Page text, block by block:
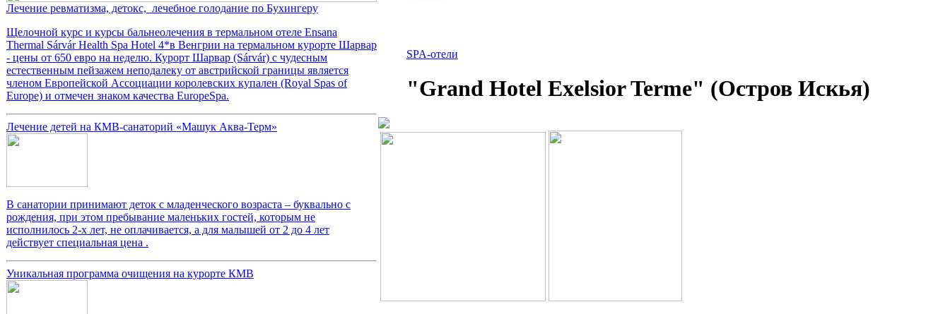
Лечение ревматизма, детокс, лечебное голодание по Бухингеру
Щелочной курс и курсы бальнеолечения в термальном отеле Ensana
Thermal Sárvár Health Spa Hotel 4*в Венгрии на термальном курорте Шарвар
- цены от 650 евро на неделю. Курорт Шарвар (Sárvár) с чудесным
естественным пейзажем неподалеку от австрийской границы является
членом Европейской Ассоциации королевских купален (Royal Spas of
Europe) и отмечен знаком качества EuropeSpa.
Лечение детей на КМВ-санаторий «Машук Аква-Терм»
В санатории принимают деток с младенческого возраста – буквально с
рождения, при этом пребывание маленьких гостей, которым не
исполнилось 2-х лет, не оплачивается, а для малышей от 2 до 4 лет
действует специальная цена .
Уникальная программа очищения на курорте КМВ
SPA-отели
"Grand Hotel Exelsior Terme" (Остров Искья)